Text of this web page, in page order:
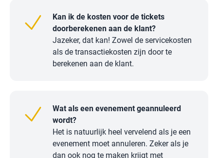
Kan ik de kosten voor de tickets
doorberekenen aan de klant?
Jazeker, dat kan! Zowel de servicekosten
als de transactiekosten zijn door te
berekenen aan de klant.
Wat als een evenement geannuleerd
wordt?
Het is natuurlijk heel vervelend als je een
evenement moet annuleren. Zeker als je
dan ook nog te maken krijgt met